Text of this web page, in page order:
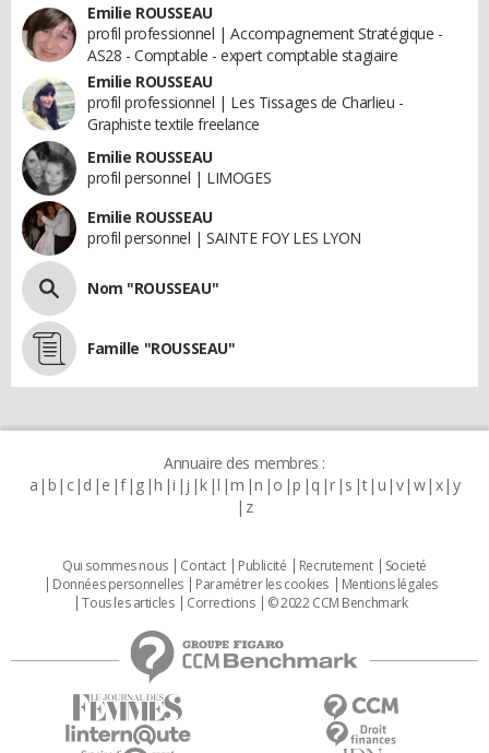
Emilie ROUSSEAU
profil professionnel | Accompagnement Stratégique -
AS28 - Comptable - expert comptable stagiaire
Emilie ROUSSEAU
profil professionnel | Les Tissages de Charlieu -
Graphiste textile freelance
Emilie ROUSSEAU
profil personnel | LIMOGES
Emilie ROUSSEAU
profil personnel | SAINTE FOY LES LYON
Nom "ROUSSEAU"
Famille "ROUSSEAU"
Annuaire des membres :
a b c d e f g h i j k l m n o p q r s t u v w x y
z
Qui sommes nous Contact Publicité Recrutement
Societé
Données personnelles
Paramétrer les cookies
Mentions légales
Tous les articles
Corrections © 2022 CCM Benchmark